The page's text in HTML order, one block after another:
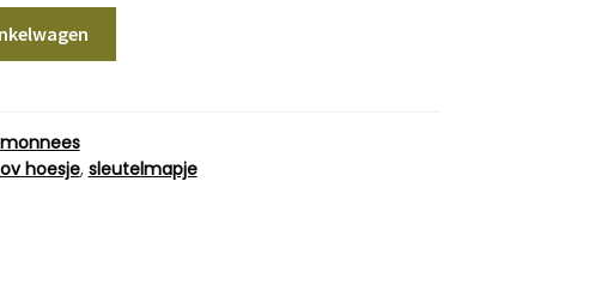
ov hoesje, sleutelmapje